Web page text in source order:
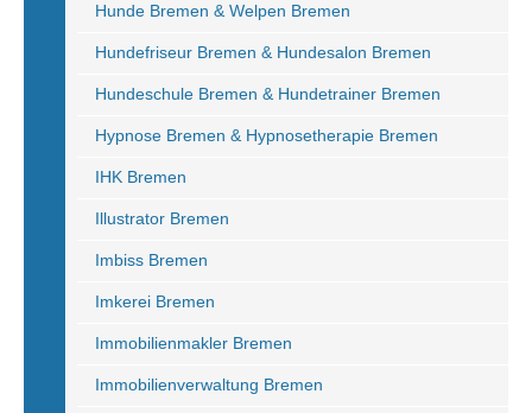
Hunde Bremen & Welpen Bremen
Hundefriseur Bremen & Hundesalon Bremen
Hundeschule Bremen & Hundetrainer Bremen
Hypnose Bremen & Hypnosetherapie Bremen
IHK Bremen
Illustrator Bremen
Imbiss Bremen
Imkerei Bremen
Immobilienmakler Bremen
Immobilienverwaltung Bremen